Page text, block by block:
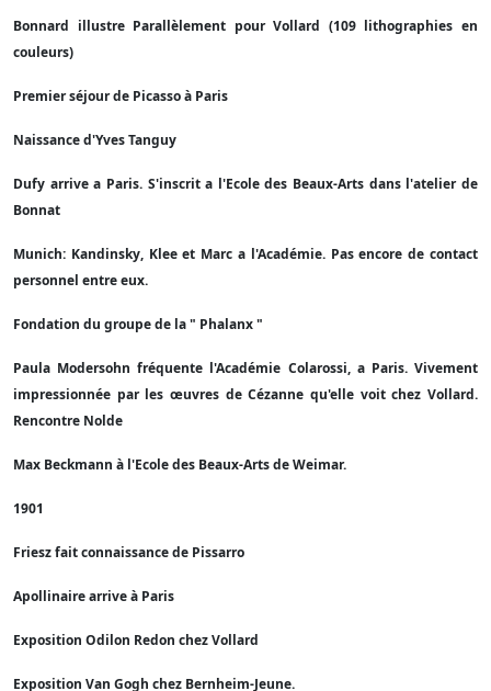
Bonnard illustre Parallèlement pour Vollard (109 lithographies en
couleurs)
Premier séjour de Picasso à Paris
Naissance d'Yves Tanguy
Dufy arrive a Paris. S'inscrit a l'Ecole des Beaux-Arts dans l'atelier de
Bonnat
Munich: Kandinsky, Klee et Marc a l'Académie. Pas encore de contact
personnel entre eux.
Fondation du groupe de la " Phalanx "
Paula Modersohn fréquente l'Académie Colarossi, a Paris. Vivement
impressionnée par les œuvres de Cézanne qu'elle voit chez Vollard.
Rencontre Nolde
Max Beckmann à l'Ecole des Beaux-Arts de Weimar.
1901
Friesz fait connaissance de Pissarro
Apollinaire arrive à Paris
Exposition Odilon Redon chez Vollard
Exposition Van Gogh chez Bernheim-Jeune.